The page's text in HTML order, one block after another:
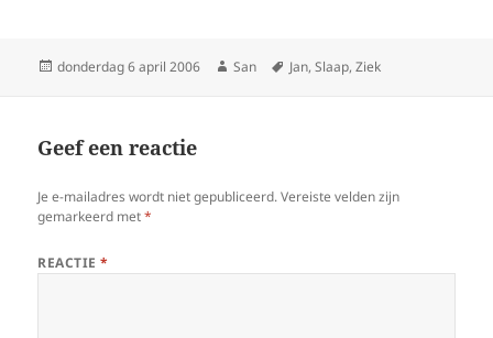
Geplaatst
donderdag 6 april 2006 Auteur
San Tags
Jan,Slaap,Ziek
Geef een reactie
Je e-mailadres wordt niet gepubliceerd. Vereiste velden zijn
gemarkeerd met*
REACTIE*